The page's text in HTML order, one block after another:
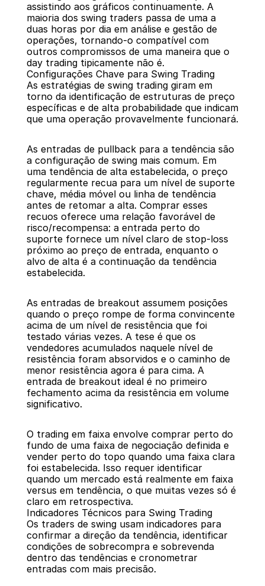
assistindo aos gráficos continuamente. A
maioria dos swing traders passa de uma a
duas horas por dia em análise e gestão de
operações, tornando-o compatível com
outros compromissos de uma maneira que o
day trading tipicamente não é.
Configurações Chave para Swing Trading
As estratégias de swing trading giram em
torno da identificação de estruturas de preço
específicas e de alta probabilidade que indicam
que uma operação provavelmente funcionará.
As entradas de pullback para a tendência são
a configuração de swing mais comum. Em
uma tendência de alta estabelecida, o preço
regularmente recua para um nível de suporte
chave, média móvel ou linha de tendência
antes de retomar a alta. Comprar esses
recuos oferece uma relação favorável de
risco/recompensa: a entrada perto do
suporte fornece um nível claro de stop-loss
próximo ao preço de entrada, enquanto o
alvo de alta é a continuação da tendência
estabelecida.
As entradas de breakout assumem posições
quando o preço rompe de forma convincente
acima de um nível de resistência que foi
testado várias vezes. A tese é que os
vendedores acumulados naquele nível de
resistência foram absorvidos e o caminho de
menor resistência agora é para cima. A
entrada de breakout ideal é no primeiro
fechamento acima da resistência em volume
significativo.
O trading em faixa envolve comprar perto do
fundo de uma faixa de negociação definida e
vender perto do topo quando uma faixa clara
foi estabelecida. Isso requer identificar
quando um mercado está realmente em faixa
versus em tendência, o que muitas vezes só é
claro em retrospectiva.
Indicadores Técnicos para Swing Trading
Os traders de swing usam indicadores para
confirmar a direção da tendência, identificar
condições de sobrecompra e sobrevenda
dentro das tendências e cronometrar
entradas com mais precisão.